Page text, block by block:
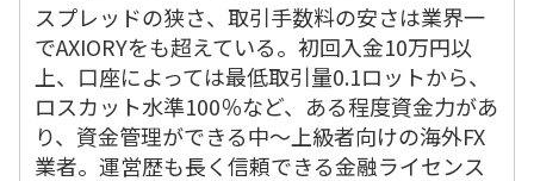
スプレッドの狭さ、取引手数料の安さは業界一
でAXIORYをも超えている。初回入金10万円以
上、口座によっては最低取引量0.1ロットから、
ロスカット水準100％など、ある程度資金力があ
り、資金管理ができる中～上級者向けの海外FX
業者。運営歴も長く信頼できる金融ライセンス